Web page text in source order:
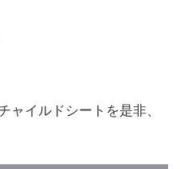
ャイルドシートを是非、